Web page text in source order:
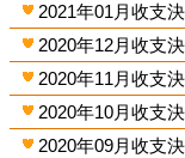
2021年01月收支
2020年12月收支
2020年11月收支
2020年10月收支
2020年09月收支